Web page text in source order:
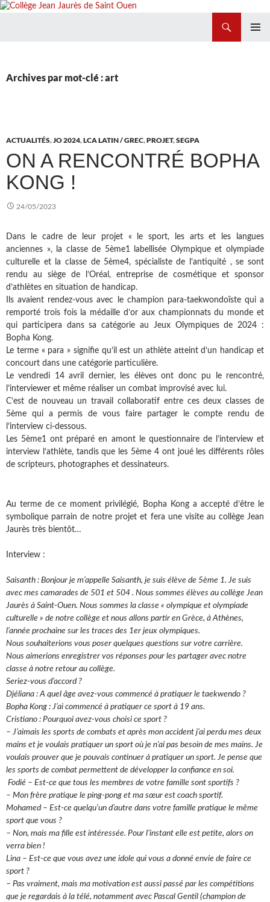
Archives par mot-clé : art
ACTUALITÉS,JO 2024,LCA LATIN / GREC,PROJET,SEGPA
ON A RENCONTRÉ BOPHA
KONG !
24/05/2023
Dans le cadre de leur projet « le sport, les arts et les langues
anciennes », la classe de 5ème1 labellisée Olympique et olympiade
culturelle et la classe de 5ème4, spécialiste de l’antiquité , se sont
rendu au siège de l’Oréal, entreprise de cosmétique et sponsor
d’athlètes en situation de handicap.
Ils avaient rendez-vous avec le champion para-taekwondoïste qui a
remporté trois fois la médaille d’or aux championnats du monde et
qui participera dans sa catégorie au Jeux Olympiques de 2024 :
Bopha Kong.
Le terme « para » signifie qu’il est un athlète atteint d’un handicap et
concourt dans une catégorie particulière.
Le vendredi 14 avril dernier, les élèves ont donc pu le rencontré,
l’interviewer et même réaliser un combat improvisé avec lui.
C’est de nouveau un travail collaboratif entre ces deux classes de
5ème qui a permis de vous faire partager le compte rendu de
l’interview ci-dessous.
Les 5ème1 ont préparé en amont le questionnaire de l’interview et
interview l’athlète, tandis que les 5ème 4 ont joué les différents rôles
de scripteurs, photographes et dessinateurs.
Au terme de ce moment privilégié, Bopha Kong a accepté d’être le
symbolique parrain de notre projet et fera une visite au collège Jean
Jaurès très bientôt…
Interview :
Saisanth : Bonjour je m’appelle Saisanth, je suis élève de 5ème 1. Je suis
avec mes camarades de 501 et 504 . Nous sommes élèves au collège Jean
Jaurès à Saint-Ouen. Nous sommes la classe « olympique et olympiade
culturelle » de notre collège et nous allons partir en Grèce, à Athènes,
l’année prochaine sur les traces des 1er jeux olympiques.
Nous souhaiterions vous poser quelques questions sur votre carrière.
Nous aimerions enregistrer vos réponses pour les partager avec notre
classe à notre retour au collège.
Seriez-vous d’accord ?
Djéliana : A quel âge avez-vous commencé à pratiquer le taekwendo ?
Bopha Kong : J’ai commencé à pratiquer ce sport à 19 ans.
Cristiano : Pourquoi avez-vous choisi ce sport ?
– J’aimais les sports de combats et après mon accident j’ai perdu mes deux
mains et je voulais pratiquer un sport où je n’ai pas besoin de mes mains. Je
voulais prouver que je pouvais continuer à pratiquer un sport. Je pense que
les sports de combat permettent de développer la confiance en soi.
Fodié – Est-ce que tous les membres de votre famille sont sportifs ?
– Mon frère pratique le ping-pong et ma sœur est coach sportif.
Mohamed – Est-ce quelqu’un d’autre dans votre famille pratique le même
sport que vous ?
– Non, mais ma fille est intéressée. Pour l’instant elle est petite, alors on
verra bien !
Lina – Est-ce que vous avez une idole qui vous a donné envie de faire ce
sport ?
– Pas vraiment, mais ma motivation est aussi passé par les compétitions
que je regardais à la télé, notamment avec Pascal Gentil (champion de